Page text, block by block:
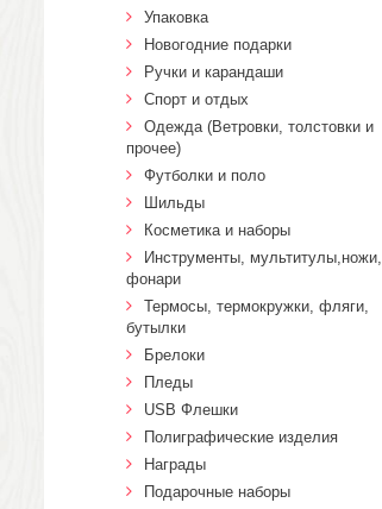
Упаковка
Новогодние подарки
Ручки и карандаши
Спорт и отдых
Одежда (Ветровки, толстовки и
прочее)
Футболки и поло
Шильды
Косметика и наборы
Инструменты, мультитулы,ножи,
фонари
Термосы, термокружки, фляги,
бутылки
Брелоки
Пледы
USB Флешки
Полиграфические изделия
Награды
Подарочные наборы